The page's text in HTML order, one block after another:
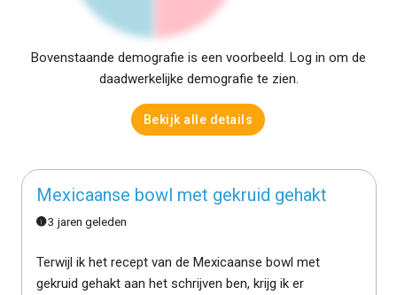
Bovenstaande demografie is een voorbeeld. Log in om de
daadwerkelijke demografie te zien.
Bekijk alle details
Mexicaanse bowl met gekruid gehakt
3 jaren geleden
Terwijl ik het recept van de Mexicaanse bowl met
gekruid gehakt aan het schrijven ben, krijg ik er